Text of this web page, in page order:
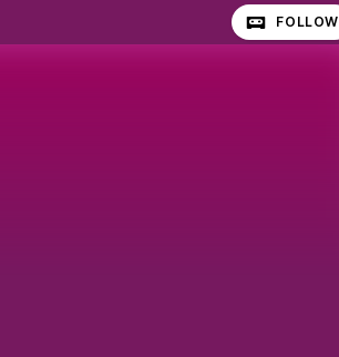
FOLLOW